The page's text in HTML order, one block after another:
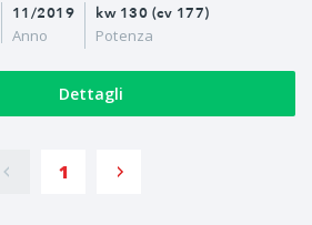
11/2019
Anno
kw 130 (cv 177)
Potenza
Dettagli
1